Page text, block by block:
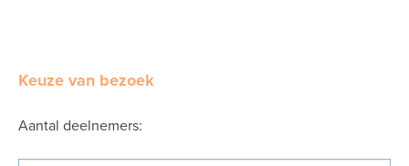
Keuze van bezoek
Aantal deelnemers: